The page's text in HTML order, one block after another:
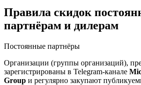
Правила скидок
партнёрам и дилерам
Постоянные партнёры
Организации (группы организаций),
зарегистрированы в Telegram-канале
Group и регулярно закупают